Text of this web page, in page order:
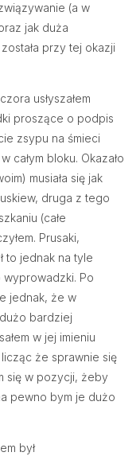
(a w
jak duża
przy tej okazji
usłyszałem
proszące o podpis
zsypu na śmieci
bloku. Okazało
musiała się jak
druga z tego
(całe
Prusaki,
to jednak na tyle
wyprowadzki. Po
jednak, że w
bardziej
w jej imieniu
licząc że sprawnie się
się w pozycji, żeby
pewno bym je dużo
był